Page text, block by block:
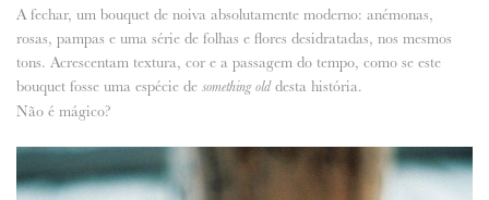
A fechar, um bouquet de noiva absolutamente moderno: anémonas,
rosas, pampas e uma série de folhas e flores desidratadas, nos mesmos
tons. Acrescentam textura, cor e a passagem do tempo, como se este
bouquet fosse uma espécie de something olddesta história.
Não é mágico?